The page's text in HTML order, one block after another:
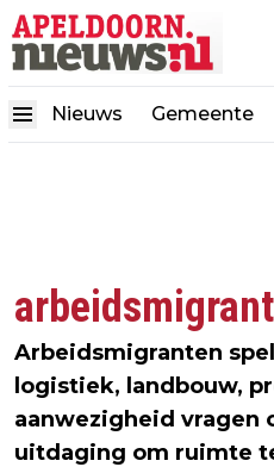
Nieuws Gemeente
Arbeidsmigranten
logistiek, landbouw,
aanwezigheid vragen
uitdaging om ruimte